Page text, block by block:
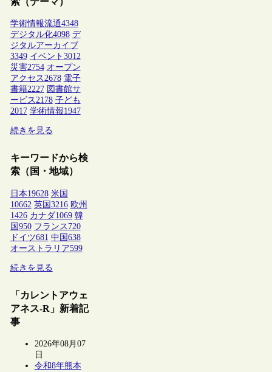
学術情報流通4348
デジタル化4098 デ
ジタルアーカイブ
3349 イベント 3012
災害2754 オープン
アクセス2678 電子
書籍2227 図書館サ
ービス2178 子ども
2017 学術情報1947
続きを見る
キーワードから検
索（国・地域）
日本19628 米国
10662 英国 3216 欧州
1426 カナダ1069 韓
国 950 フランス 720
ドイツ681 中国 638
オーストラリア599
続きを見る
「カレントアウェ
アネス-R」新着記
事
2026年08月07
日
令和8年熊本